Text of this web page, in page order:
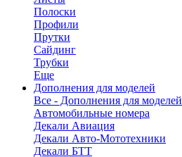
Полоски
Профили
Прутки
Сайдинг
Трубки
Еще
Дополнения для моделей
Все - Дополнения для моделей
Автомобильные номера
Декали Авиация
Декали Авто-Мототехники
Декали БТТ